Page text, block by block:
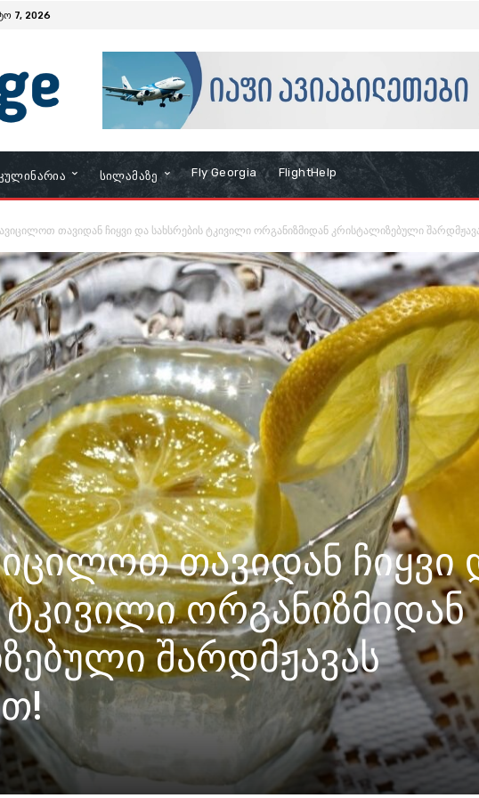
7, 2026
Სილამაზე Fly Georgia FlightHelp
თავიდან ჩიყვი და სახსრების ტკივილი ორგანიზმიდან კრისტალიზებული
თავიდან ჩიყვი
ტკივილი ორგანიზმიდან
შარდმჟავას